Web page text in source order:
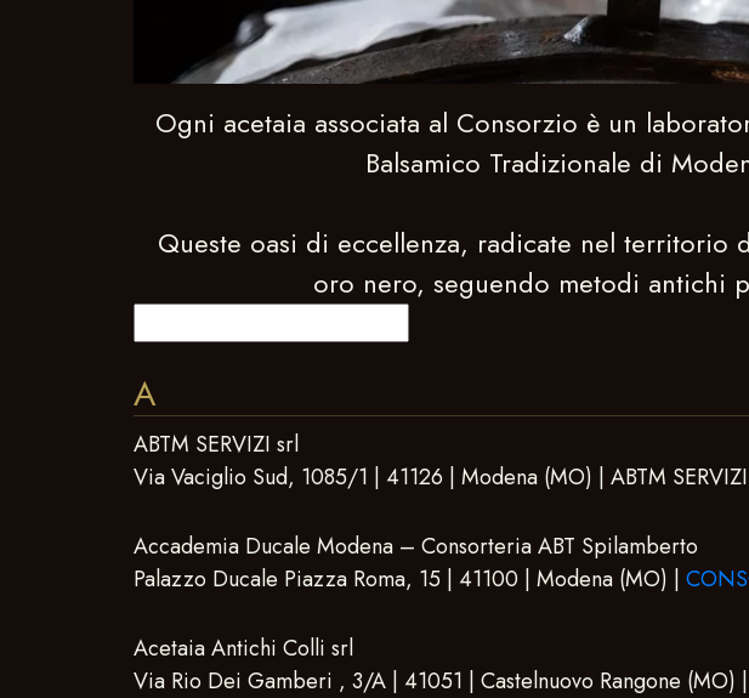
Ogni acetaia associata al Consorzio è un
Balsamico Tradizionale di
Queste oasi di eccellenza, radicate nel territorio
oro nero, seguendo metodi antichi
A
ABTM SERVIZI srl
Via Vaciglio Sud, 1085/1 | 41126 | Modena (MO) | ABTM
Accademia Ducale Modena – Consorteria ABT Spilamberto
Palazzo Ducale Piazza Roma, 15 | 41100 | Modena (MO) |
Acetaia Antichi Colli srl
Via Rio Dei Gamberi , 3/A | 41051 | Castelnuovo Rangone